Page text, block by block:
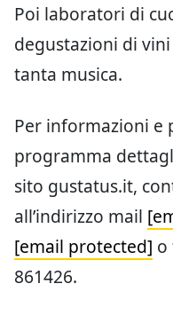
Poi laboratori di
degustazioni di
tanta musica.
Per informazioni e
programma
sito gustatus.it,
all’indirizzo mail
[email protected] o
861426.